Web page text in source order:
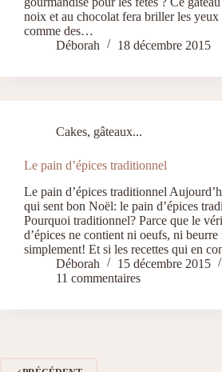
noix et au chocolat fera briller les yeux
comme des…
Déborah
18 décembre 2015
Cakes, gâteaux...
Le pain d’épices traditionnel
Le pain d’épices traditionnel
qui sent bon Noël: le pain d’épices
Pourquoi traditionnel? Parce que le
d’épices ne contient ni oeufs, ni
simplement! Et si les recettes qui en
Déborah
15 décembre 2015
11 commentaires